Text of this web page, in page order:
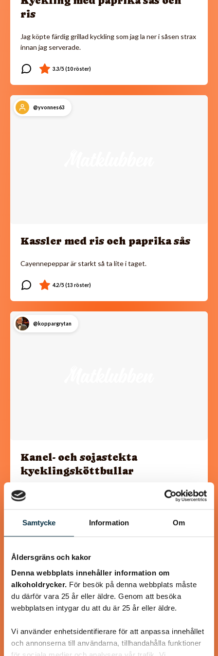
Samtycke Information Om
Åldersgräns och kakor
Denna webbplats innehåller information om
alkoholdrycker. För besök på denna webbplats måste
du därför vara 25 år eller äldre. Genom att besöka
webbplatsen intygar du att du är 25 år eller äldre.
Vi använder enhetsidentifierare för att anpassa innehållet
och annonserna till användarna, tillhandahålla funktioner
ris
Jag köpte färdig grillad kyckling som jag la ner i såsen strax
innan jag serverade.
@yvonnes63
Kassler med ris och paprika sås
Cayennepeppar är starkt så ta lite i taget.
@koppargrytan
Kanel- och sojastekta
kycklingsköttbullar
Lika goda som ”Mammas” köttbullar
@koppargrytan